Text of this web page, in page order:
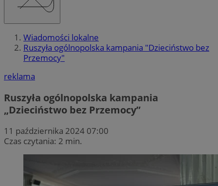
Wiadomości lokalne
Ruszyła ogólnopolska kampania "Dzieciństwo bez
Przemocy"
reklama
Ruszyła ogólnopolska kampania
„Dzieciństwo bez Przemocy”
11 października 2024 07:00
Czas czytania: 2 min.